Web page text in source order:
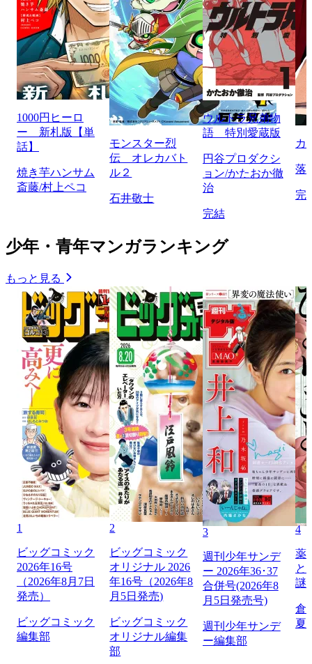
1000円ヒーロ
ー 新札版【単
話】
焼き芋ハンサム
斎藤/村上ペコ
モンスター烈
伝 オレカバト
ル２
石井敬士
ウルトラ兄弟物
語 特別愛蔵版
円谷プロダクシ
ョン/かたおか徹
治
完結
カ
落
完
少年・青年マンガランキング
もっと見る
1
ビッグコミック
2026年16号
（2026年8月7日
発売）
ビッグコミック
編集部
2
ビッグコミック
オリジナル 2026
年16号（2026年8
月5日発売)
ビッグコミック
オリジナル編集
部
3
週刊少年サンデ
ー 2026年36･37
合併号(2026年8
月5日発売号)
週刊少年サンデ
ー編集部
4
薬
と
謎
倉
夏